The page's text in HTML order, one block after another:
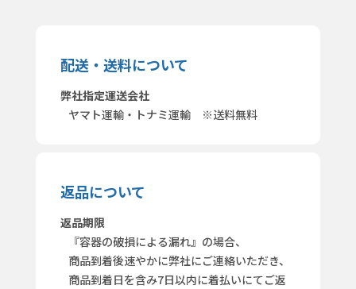
配送・送料について
弊社指定運送会社
ヤマト運輸・トナミ運輸 ※送料無料
返品について
返品期限
『容器の破損による漏れ』の場合、
商品到着後速やかに弊社にご連絡いただき、
商品到着日を含み7日以内に着払いにてご返